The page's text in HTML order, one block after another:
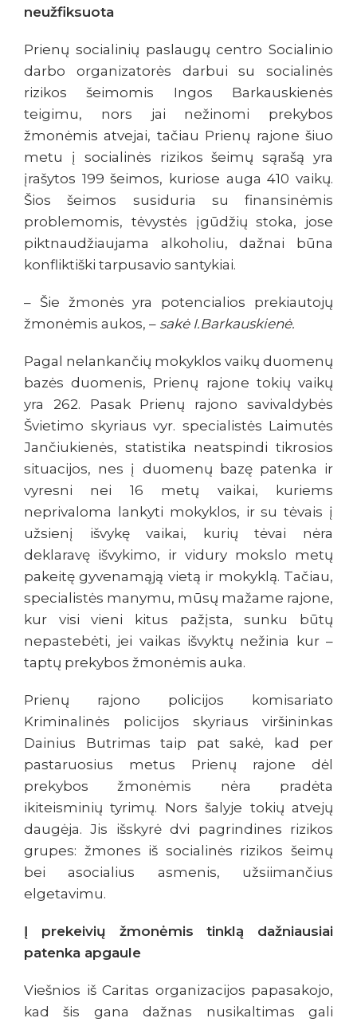
neužfiksuota
Prienų socialinių paslaugų centro Socialinio
darbo organizatorės darbui su socialinės
rizikos šeimomis Ingos Barkauskienės
teigimu, nors jai nežinomi prekybos
žmonėmis atvejai, tačiau Prienų rajone šiuo
metu į socialinės rizikos šeimų sąrašą yra
įrašytos 199 šeimos, kuriose auga 410 vaikų.
Šios šeimos susiduria su finansinėmis
problemomis, tėvystės įgūdžių stoka, jose
piktnaudžiaujama alkoholiu, dažnai būna
konfliktiški tarpusavio santykiai.
– Šie žmonės yra potencialios prekiautojų
žmonėmis aukos, – sakė I.Barkauskienė.
Pagal nelankančių mokyklos vaikų duomenų
bazės duomenis, Prienų rajone tokių vaikų
yra 262. Pasak Prienų rajono savivaldybės
Švietimo skyriaus vyr. specialistės Laimutės
Jančiukienės, statistika neatspindi tikrosios
situacijos, nes į duomenų bazę patenka ir
vyresni nei 16 metų vaikai, kuriems
neprivaloma lankyti mokyklos, ir su tėvais į
užsienį išvykę vaikai, kurių tėvai nėra
deklaravę išvykimo, ir vidury mokslo metų
pakeitę gyvenamąją vietą ir mokyklą. Tačiau,
specialistės manymu, mūsų mažame rajone,
kur visi vieni kitus pažįsta, sunku būtų
nepastebėti, jei vaikas išvyktų nežinia kur –
taptų prekybos žmonėmis auka.
Prienų rajono policijos komisariato
Kriminalinės policijos skyriaus viršininkas
Dainius Butrimas taip pat sakė, kad per
pastaruosius metus Prienų rajone dėl
prekybos žmonėmis nėra pradėta
ikiteisminių tyrimų. Nors šalyje tokių atvejų
daugėja. Jis išskyrė dvi pagrindines rizikos
grupes: žmones iš socialinės rizikos šeimų
bei asocialius asmenis, užsiimančius
elgetavimu.
Į prekeivių žmonėmis tinklą dažniausiai
patenka apgaule
Viešnios iš Caritas organizacijos papasakojo,
kad šis gana dažnas nusikaltimas gali